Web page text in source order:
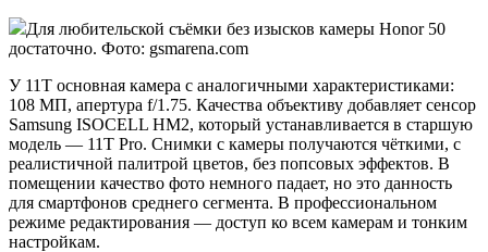
Для любительской съёмки без изысков камеры Honor 50
достаточно. Фото: gsmarena.com
У 11T основная камера с аналогичными характеристиками:
108 МП, апертура f/1.75. Качества объективу добавляет сенсор
Samsung ISOCELL HM2, который устанавливается в старшую
модель — 11T Pro. Снимки с камеры получаются чёткими, с
реалистичной палитрой цветов, без попсовых эффектов. В
помещении качество фото немного падает, но это данность
для смартфонов среднего сегмента. В профессиональном
режиме редактирования — доступ ко всем камерам и тонким
настройкам.